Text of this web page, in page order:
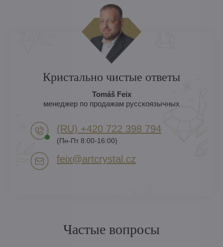
Кристально чистые ответы
Tomáš Feix
менеджер по продажам русскоязычных
(RU) +420 722 398 794​
(Пн-Пт 8:00-16:00)
feix​@artcrystal​.cz
Частые вопросы